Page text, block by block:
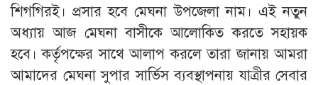
শিগগিরই। প্রসার হবে মেঘনা উপজেলা নাম। এই নতুন
অধ্যায় আজ মেঘনা বাসীকে আলোকিত করতে সহায়ক
হবে। কর্তৃপক্ষের সাথে আলাপ করলে তারা জানায় আমরা
আমাদের মেঘনা সুপার সার্ভিস ব্যবস্থাপনায় যাত্রীর সেবার